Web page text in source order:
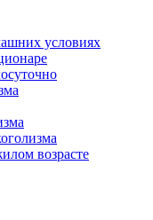
условиях
возрасте